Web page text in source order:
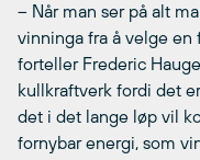
– Når man ser på alt
vinninga fra å velge en
forteller Frederic
kullkraftverk fordi det
det i det lange løp vil
fornybar energi, som